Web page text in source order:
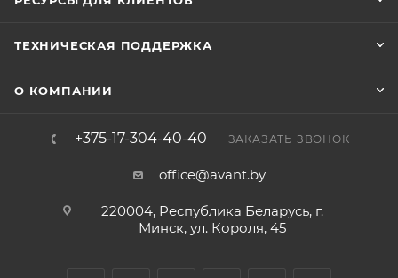
ТЕХНИЧЕСКАЯ ПОДДЕРЖКА
О КОМПАНИИ
+375-17-304-40-40 ЗАКАЗАТЬ ЗВОНОК
office@avant.by
220004, Республика Беларусь, г.
Минск, ул. Короля, 45